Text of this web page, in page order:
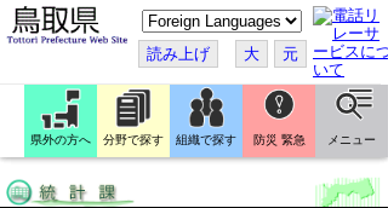
こ
の
ペ
ー
ジ
翻
訳
す
読み上げ 大 元
県外の方へ 分野で探す 組織で探す 防災 緊急 メニュー